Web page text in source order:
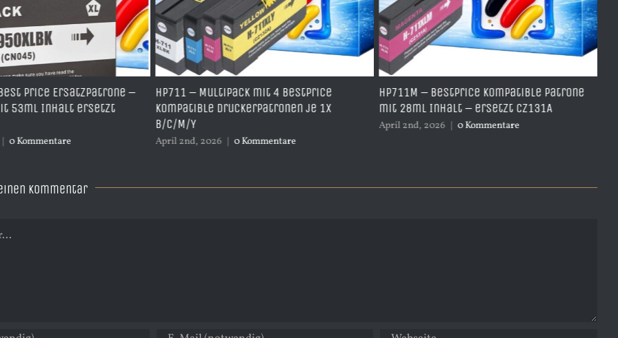
–
HP711 – Multipack mit 4 BestPrice
kompatible Druckerpatronen je 1x
0 Kommentare
HP711M – BestPrice kompatible Patrone
mit 28ml Inhalt – ersetzt CZ131A
0 Kommentare
HP711Y –
Yellow mit 28ml
April 2nd, 2026
Kommentar